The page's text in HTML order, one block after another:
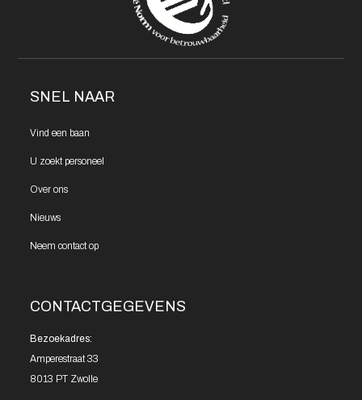
SNEL NAAR
Vind een baan
U zoekt personeel
Over ons
Nieuws
Neem contactop
CONTACTGEGEVENS
Bezoekadres:
Amperestraat 33
8013 PT Zwolle